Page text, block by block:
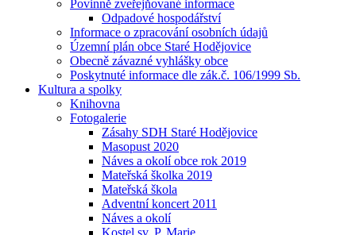
Povinně zveřejňované informace
Odpadové hospodářství
Informace o zpracování osobních údajů
Územní plán obce Staré Hodějovice
Obecně závazné vyhlášky obce
Poskytnuté informace dle zák.č. 106/1999 Sb.
Kultura a spolky
Knihovna
Fotogalerie
Zásahy SDH Staré Hodějovice
Masopust 2020
Náves a okolí obce rok 2019
Mateřská školka 2019
Mateřská škola
Adventní koncert 2011
Náves a okolí
Kostel sv. P. Marie